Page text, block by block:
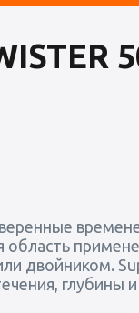
двойником.
глубины